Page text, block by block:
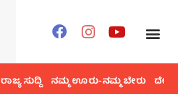
ರಾಜ್ಯ ಸುದ್ದಿ ನಮ್ಮ ಊರು-ನಮ್ಮ ಬೇರು ದೇಶ